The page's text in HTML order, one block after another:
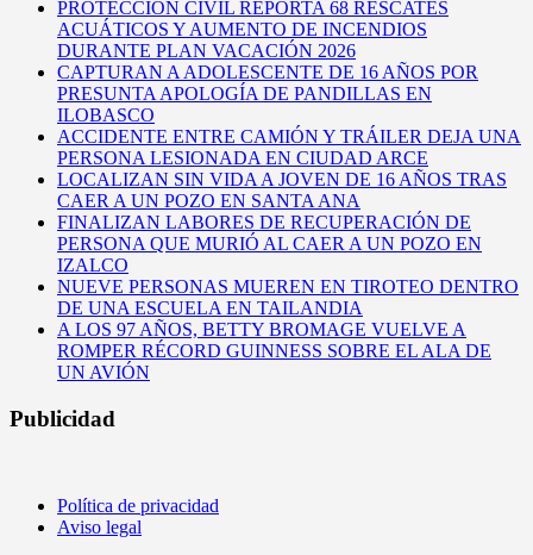
PROTECCIÓN CIVIL REPORTA 68 RESCATES
ACUÁTICOS Y AUMENTO DE INCENDIOS
DURANTE PLAN VACACIÓN 2026
CAPTURAN A ADOLESCENTE DE 16 AÑOS POR
PRESUNTA APOLOGÍA DE PANDILLAS EN
ILOBASCO
ACCIDENTE ENTRE CAMIÓN Y TRÁILER DEJA UNA
PERSONA LESIONADA EN CIUDAD ARCE
LOCALIZAN SIN VIDA A JOVEN DE 16 AÑOS TRAS
CAER A UN POZO EN SANTA ANA
FINALIZAN LABORES DE RECUPERACIÓN DE
PERSONA QUE MURIÓ AL CAER A UN POZO EN
IZALCO
NUEVE PERSONAS MUEREN EN TIROTEO DENTRO
DE UNA ESCUELA EN TAILANDIA
A LOS 97 AÑOS, BETTY BROMAGE VUELVE A
ROMPER RÉCORD GUINNESS SOBRE EL ALA DE
UN AVIÓN
Publicidad
Política de privacidad
Aviso legal